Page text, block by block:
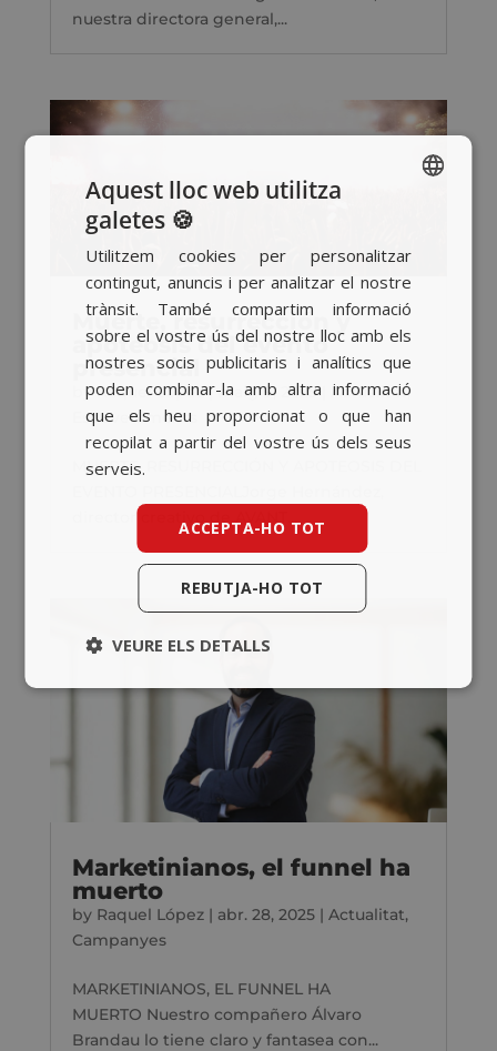
nuestra directora general,...
Muerte, resurrección y
apoteosis del evento
presencial
byRaquel López|maig 9, 2025| Actualitat,
Esdeveniments
MUERTE, RESURRECCIÓN Y APOTEOSIS DEL
director creativo de AVANT...
Marketinianos, el funnel ha
muerto
by Raquel López| abr. 28, 2025| Actualitat,
Campanyes
MARKETINIANOS, EL FUNNEL HA
MUERTO Nuestro compañero Álvaro
Brandau lo tiene claro y fantasea con...
BASQUE
ENGLISH
Aquest lloc web utilitza
galetes 🍪
Utilitzem cookies per personalitzar
contingut, anuncis i per analitzar el nostre
trànsit. També compartim informació
sobre el vostre ús del nostre lloc amb els
nostres socis publicitaris i analítics que
poden combinar-la amb altra informació
que els heu proporcionat o que han
recopilat a partir del vostre ús dels seus
serveis.
ACCEPTA-HO TOT
REBUTJA-HO TOT
VEURE ELS DETALLS